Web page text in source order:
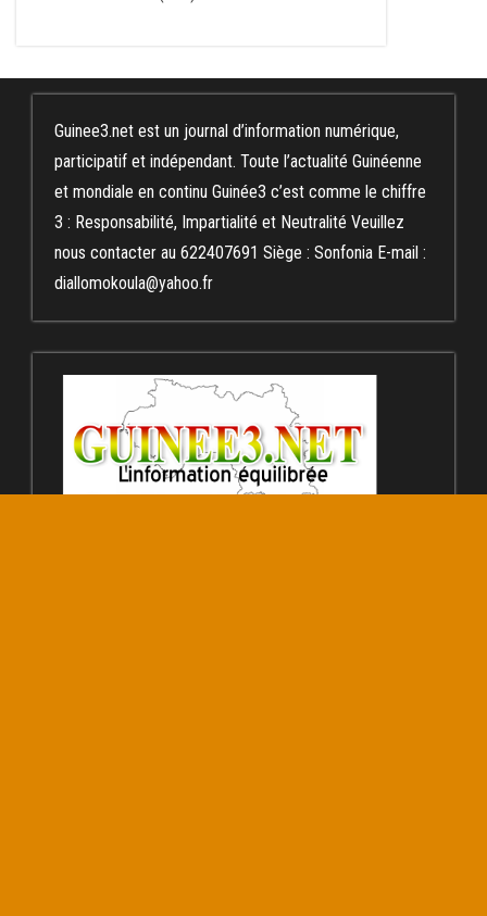
Guinee3.net est un journal d’information numérique,
participatif et indépendant. Toute l’actualité Guinéenne
et mondiale en continu Guinée3 c’est comme le chiffre
3 : Responsabilité, Impartialité et Neutralité Veuillez
nous contacter au 622407691 Siège : Sonfonia E-mail :
diallomokoula@yahoo.fr